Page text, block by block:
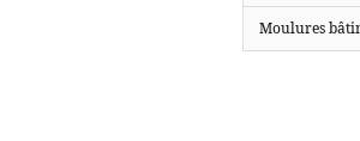
Moulures